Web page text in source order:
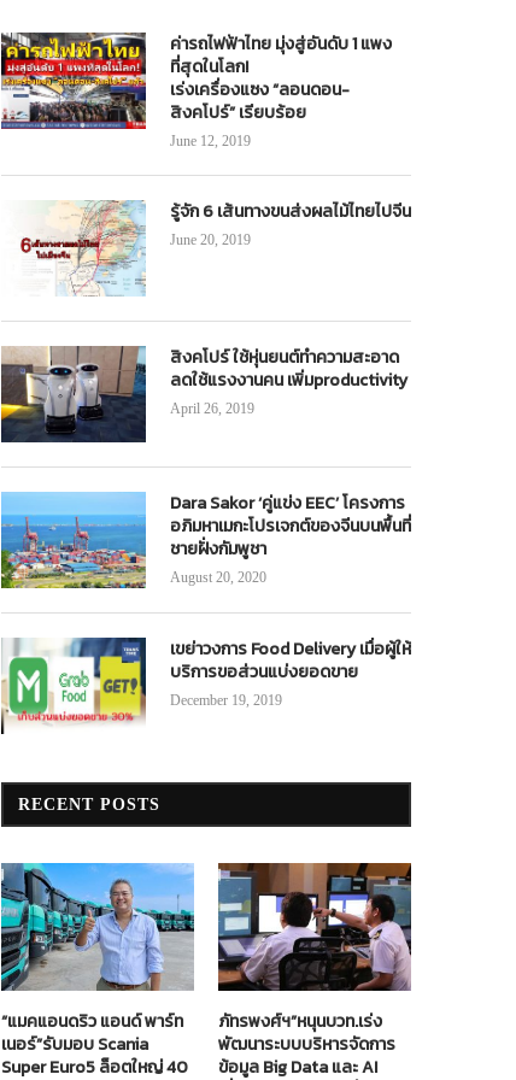
ค่ารถไฟฟ้าไทย มุ่งสู่อันดับ 1 แพง
ที่สุดในโลก!
เร่งเครื่องแซง “ลอนดอน-
สิงคโปร์” เรียบร้อย
June 12, 2019
รู้จัก 6 เส้นทางขนส่งผลไม้ไทยไปจีน
June 20, 2019
สิงคโปร์ ใช้หุ่นยนต์ทำความสะอาด
ลดใช้แรงงานคน เพิ่มproductivity
April 26, 2019
Dara Sakor ‘คู่แข่ง EEC’ โครงการ
อภิมหาเมกะโปรเจกต์ของจีนบนพื้นที่
ชายฝั่งกัมพูชา
August 20, 2020
เขย่าวงการ Food Delivery เมื่อผู้ให้
บริการขอส่วนแบ่งยอดขาย
December 19, 2019
RECENT POSTS
“แมคแอนดริว แอนด์ พาร์ท
เนอร์”รับมอบ Scania
Super Euro5 ล็อตใหญ่ 40
ภัทรพงศ์ฯ”หนุนบวท.เร่ง
พัฒนาระบบบริหารจัดการ
ข้อมูล Big Data และ AI